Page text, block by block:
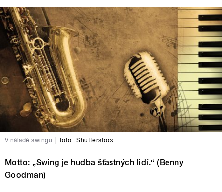
V náladě swingu foto: Shutterstock
Motto: „Swing je hudba šťastných lidí.“ (Benny
Goodman)